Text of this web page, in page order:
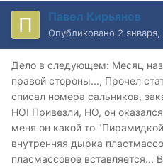
Павел Кирьянов
Опубликовано 2 января,
Дело в следующем: Месяц
правой стороны..., Прочел
списал номера сальников,
НО! Привезли, НО, он
меня он какой то
внутренняя дырка
пласмассовое вставляется...